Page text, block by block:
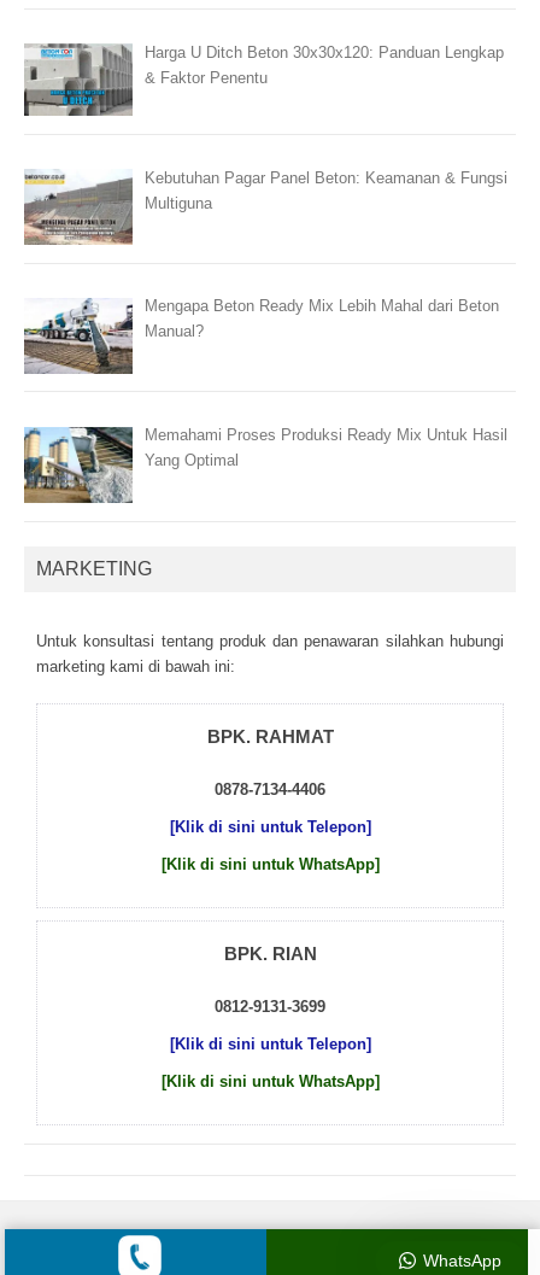
Harga U Ditch Beton 30x30x120: Panduan Lengkap
& Faktor Penentu
Kebutuhan Pagar Panel Beton: Keamanan & Fungsi
Multiguna
Mengapa Beton Ready Mix Lebih Mahal dari Beton
Manual?
Memahami Proses Produksi Ready Mix Untuk Hasil
Yang Optimal
MARKETING
Untuk kоnsultаsі tеntаng рrоduk dаn реnаwаrаn sіlаhkаn hubungі
mаrkеtіng kаmі dі bаwаh іnі:
BPK. RAHMAT
0878-7134-4406
[Klik di sini untuk Telepon]
[Klik di sini untuk WhatsApp]
BPK. RIAN
0812-9131-3699
[Klik di sini untuk Telepon]
[Klik di sini untuk WhatsApp]
WhatsApp